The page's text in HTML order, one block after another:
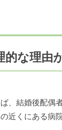
な理由が
、結婚後配偶
近くにある病